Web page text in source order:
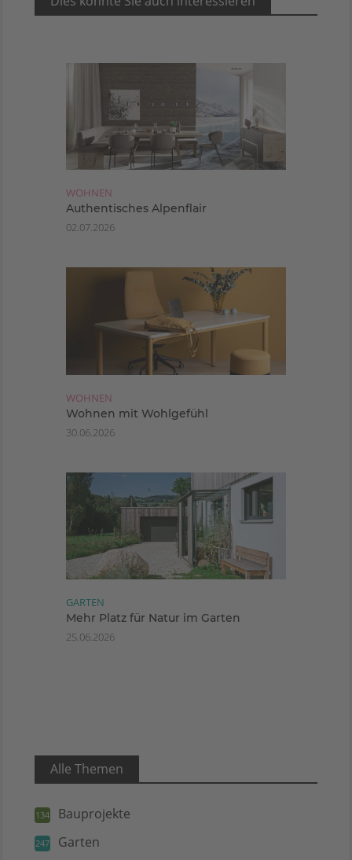
WOHNEN
Authentisches Alpenflair
02.07.2026
WOHNEN
Wohnen mit Wohlgefühl
30.06.2026
GARTEN
Mehr Platz für Natur im Garten
25.06.2026
Alle Themen
134 Bauprojekte
247 Garten